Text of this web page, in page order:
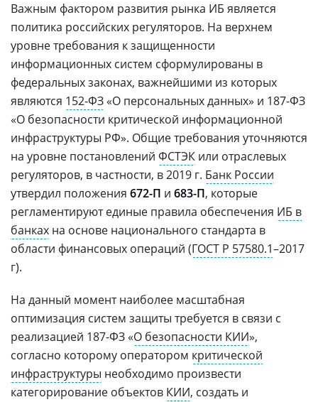
Важным фактором развития рынка ИБ является
политика российских регуляторов. На верхнем
уровне требования к защищенности
информационных систем сформулированы в
федеральных законах, важнейшими из которых
являются 152-ФЗ «О персональных данных» и 187-ФЗ
«О безопасности критической информационной
инфраструктуры РФ». Общие требования уточняются
на уровне постановлений ФСТЭК или отраслевых
регуляторов, в частности, в 2019 г. Банк России
утвердил положения 672-П и 683-П, которые
регламентируют единые правила обеспечения ИБ в
банках на основе национального стандарта в
области финансовых операций (ГОСТ Р 57580.1–2017
г).
На данный момент наиболее масштабная
оптимизация систем защиты требуется в связи с
реализацией 187-ФЗ «О безопасности КИИ»,
согласно которому оператором критической
инфраструктуры необходимо произвести
категорирование объектов КИИ, создать и